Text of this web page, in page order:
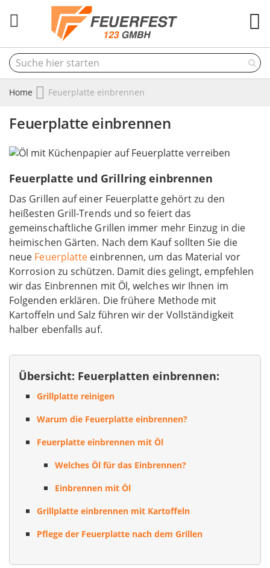
Home Feuerplatte einbrennen
Feuerplatte einbrennen
Feuerplatte und Grillring einbrennen
Das Grillen auf einer Feuerplatte gehört zu den
heißesten Grill-Trends und so feiert das
gemeinschaftliche Grillen immer mehr Einzug in die
heimischen Gärten. Nach dem Kauf sollten Sie die
neue Feuerplatte einbrennen, um das Material vor
Korrosion zu schützen. Damit dies gelingt, empfehlen
wir das Einbrennen mit Öl, welches wir Ihnen im
Folgenden erklären. Die frühere Methode mit
Kartoffeln und Salz führen wir der Vollständigkeit
halber ebenfalls auf.
Übersicht: Feuerplatten einbrennen:
Grillplatte reinigen
Warum die Feuerplatte einbrennen?
Feuerplatte einbrennen mit Öl
Welches Öl für das Einbrennen?
Einbrennen mit Öl
Grillplatte einbrennen mit Kartoffeln
Pflege der Feuerplatte nach dem Grillen